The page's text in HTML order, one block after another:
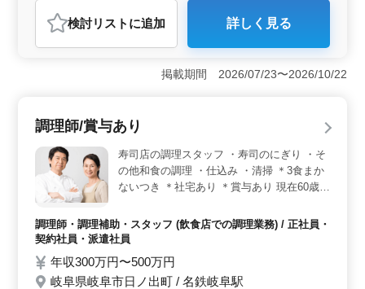
おすすめポイント
＜安定した職場環境＞ 地元で長く愛されるうなぎ料理
店での募集です。年齢に関係なく働ける安定した環境が
整っています。雇用・労災・健康・厚生と社会保険も完
活かせる環境で、これまで培った腕を存分に発揮できま
す。シニア層が活躍中の職場です。 ＜働きやすさと
待遇＞ 無料駐車場完備でマイカー通勤ができ、通勤手
当も支給します。週休2日制など、仕事と生活のバランス
を保ちながら働ける環境も魅力です。
検討リスト に追加 詳しく見る
掲載期間 2026/07/23〜2026/10/22
調理師/賞与あり
寿司店の調理スタッフ ・寿司のにぎり ・そ
の他和食の調理 ・仕込み ・清掃 ＊3食まか
ないつき ＊社宅あり ＊賞与あり 現在60歳以
を活かし、即戦力として厨房で活躍してみま
せんか？
調理師・調理補助・スタッフ (飲食店での調理業務) / 正社員・
契約社員・派遣社員
年収300万円〜500万円
岐阜県岐阜市日ノ出町 / 名鉄岐阜駅